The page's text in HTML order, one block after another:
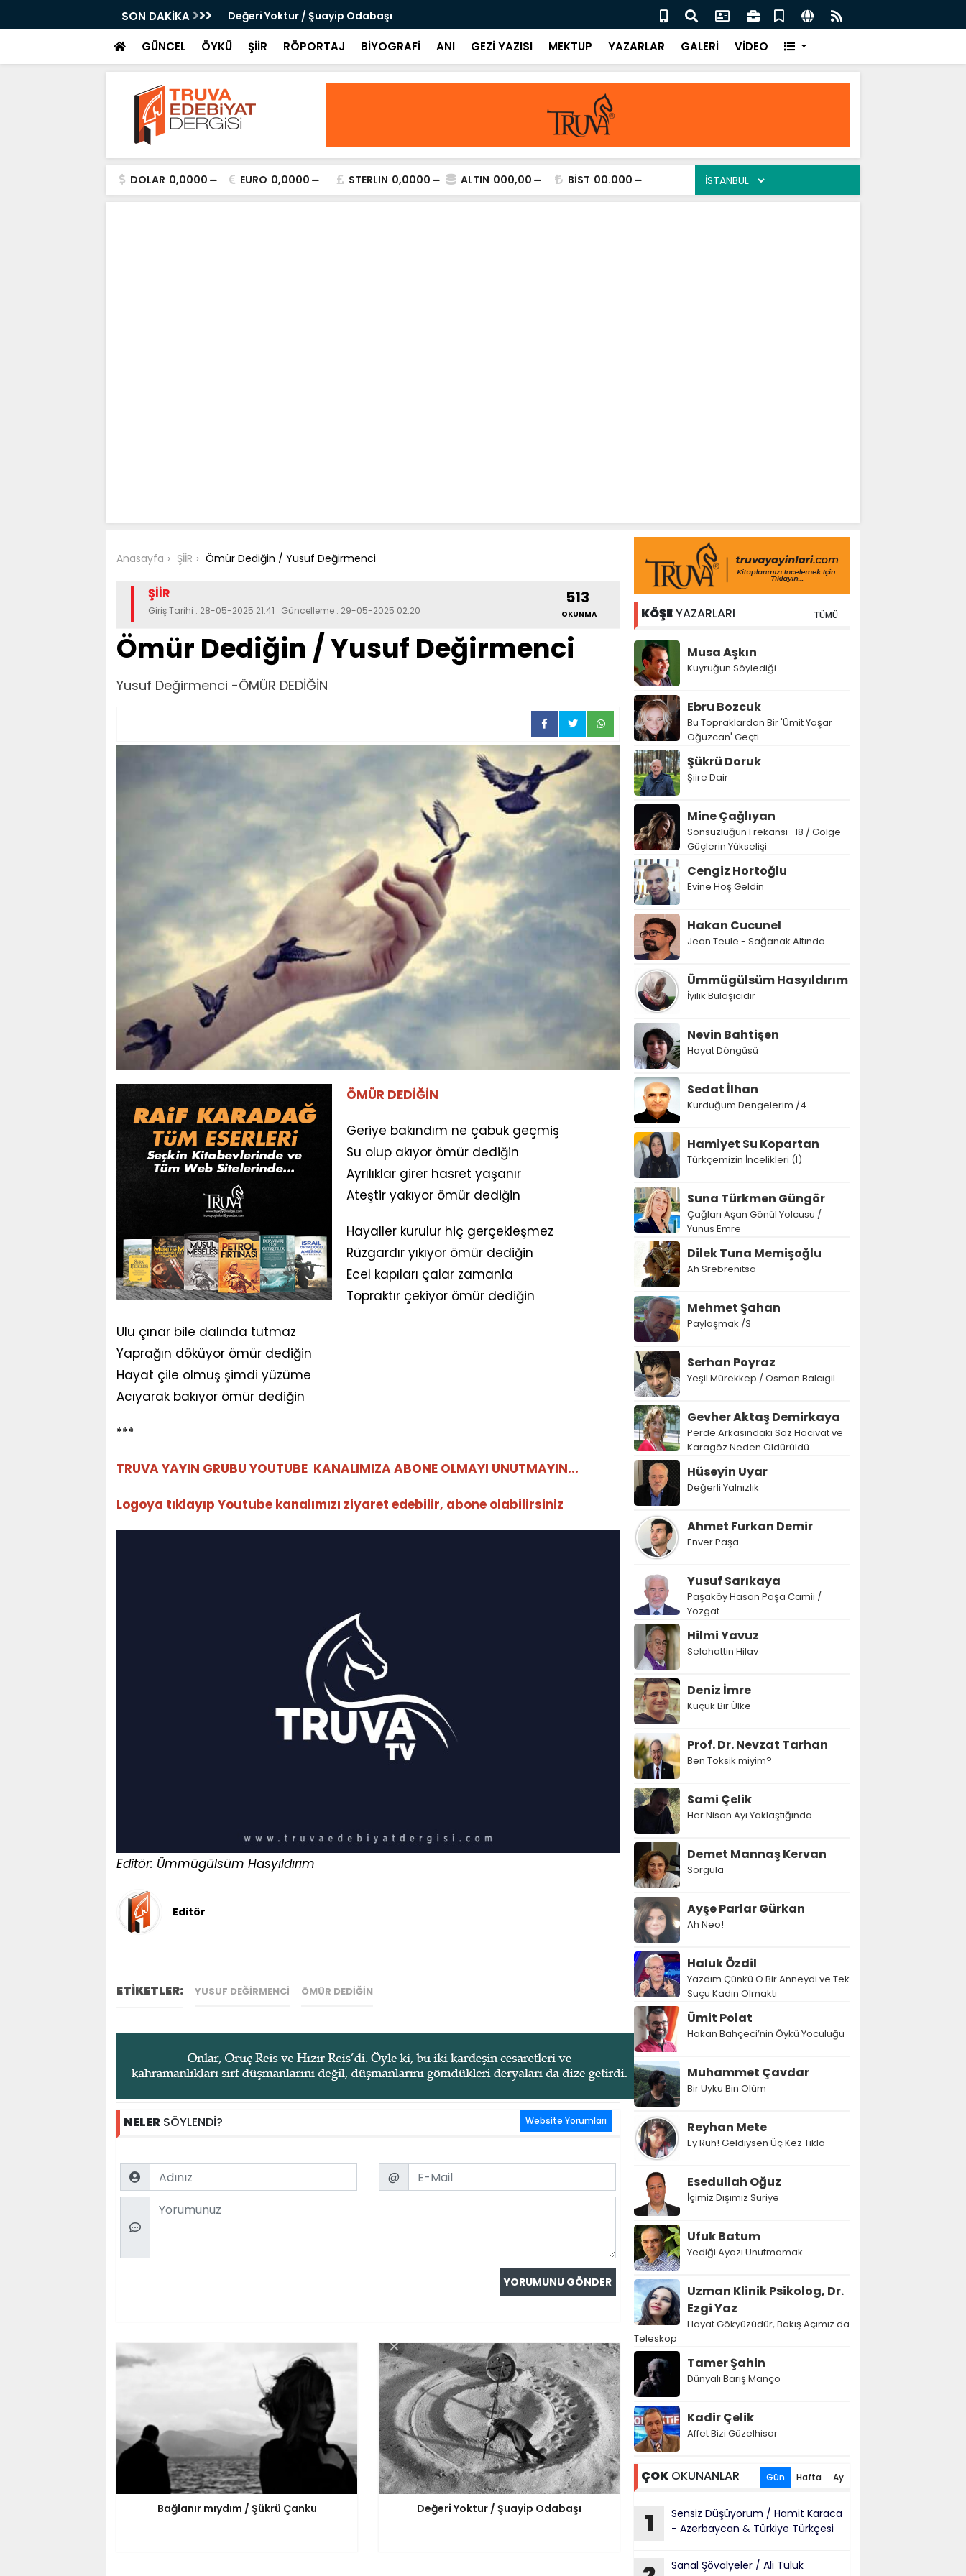
SON DAKİKA Değeri Yoktur / Şuayip Odabaşı Yaşadığım Genç Yıllarım / Saim Kaya
GÜNCEL ÖYKÜ ŞİİR RÖPORTAJ BİYOGRAFİ ANI GEZİ YAZISI MEKTUP YAZARLAR GALERİ VİDEO
DOLAR 0,0000 EURO 0,0000 STERLIN 0,0000 ALTIN 000,00 BİST 00.000
Anasayfa ŞİİR Ömür Dediğin / Yusuf Değirmenci
ŞİİR
Giriş Tarihi : 28-05-2025 21:41 Güncelleme : 29-05-2025 02:20
513
OKUNMA
Ömür Dediğin / Yusuf Değirmenci
Yusuf Değirmenci -ÖMÜR DEDİĞİN
ÖMÜR DEDİĞİN
Geriye bakındım ne çabuk geçmiş
Su olup akıyor ömür dediğin
Ayrılıklar girer hasret yaşanır
Ateştir yakıyor ömür dediğin
Hayaller kurulur hiç gerçekleşmez
Rüzgardır yıkıyor ömür dediğin
Ecel kapıları çalar zamanla
Topraktır çekiyor ömür dediğin
Ulu çınar bile dalında tutmaz
Yaprağın döküyor ömür dediğin
Hayat çile olmuş şimdi yüzüme
Acıyarak bakıyor ömür dediğin
***
TRUVA YAYIN GRUBU YOUTUBE KANALIMIZA ABONE OLMAYI UNUTMAYIN...
Logoya tıklayıp Youtube kanalımızı ziyaret edebilir, abone olabilirsiniz
Editör: Ümmügülsüm Hasyıldırım
Editör
ETİKETLER: YUSUF DEĞIRMENCI ÖMÜR DEDIĞIN
NELER SÖYLENDİ? Website Yorumları
Name Email
@
Comment
Bağlanır mıydım / Şükrü Çanku Değeri Yoktur / Şuayip Odabaşı
KÖŞEYAZARLARI TÜMÜ
Musa Aşkın
Kuyruğun Söylediği
Ebru Bozcuk
Bu Topraklardan Bir 'Ümit Yaşar
Oğuzcan' Geçti
Şükrü Doruk
Şiire Dair
Mine Çağlıyan
Sonsuzluğun Frekansı -18 / Gölge
Güçlerin Yükselişi
Cengiz Hortoğlu
Evine Hoş Geldin
Hakan Cucunel
Jean Teule - Sağanak Altında
Ümmügülsüm Hasyıldırım
İyilik Bulaşıcıdır
Nevin Bahtişen
Hayat Döngüsü
Sedat İlhan
Kurduğum Dengelerim /4
Hamiyet Su Kopartan
Türkçemizin İncelikleri (I)
Suna Türkmen Güngör
Çağları Aşan Gönül Yolcusu /
Yunus Emre
Dilek Tuna Memişoğlu
Ah Srebrenitsa
Mehmet Şahan
Paylaşmak /3
Serhan Poyraz
Yeşil Mürekkep / Osman Balcıgil
Gevher Aktaş Demirkaya
Perde Arkasındaki Söz Hacivat ve
Karagöz Neden Öldürüldü
Hüseyin Uyar
Değerli Yalnızlık
Ahmet Furkan Demir
Enver Paşa
Yusuf Sarıkaya
Paşaköy Hasan Paşa Camii /
Yozgat
Hilmi Yavuz
Selahattin Hilav
Deniz İmre
Küçük Bir Ülke
Prof. Dr. Nevzat Tarhan
Ben Toksik miyim?
Sami Çelik
Her Nisan Ayı Yaklaştığında...
Demet Mannaş Kervan
Sorgula
Ayşe Parlar Gürkan
Ah Neo!
Haluk Özdil
Yazdım Çünkü O Bir Anneydi ve Tek
Suçu Kadın Olmaktı
Ümit Polat
Hakan Bahçeci’nin Öykü Yoculuğu
Muhammet Çavdar
Bir Uyku Bin Ölüm
Reyhan Mete
Ey Ruh! Geldiysen Üç Kez Tıkla
Esedullah Oğuz
İçimiz Dışımız Suriye
Ufuk Batum
Yediği Ayazı Unutmamak
Uzman Klinik Psikolog, Dr.
Ezgi Yaz
Hayat Gökyüzüdür, Bakış Açımız da
Teleskop
Tamer Şahin
Dünyalı Barış Manço
Kadir Çelik
Affet Bizi Güzelhisar
ÇOK OKUNANLAR Gün Hafta Ay
1
Sensiz Düşüyorum / Hamit Karaca
- Azerbaycan & Türkiye Türkçesi
Sanal Şövalyeler / Ali Tuluk